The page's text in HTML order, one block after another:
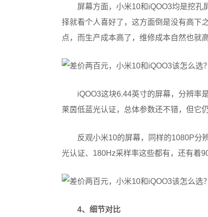
屏幕方面，小米10和iQOO3均是挖孔
择就看个人喜好了，这方面倒是没有高下
点，而生产成本高了，维修成本自然也就
iQOO3这块6.44英寸的屏幕，分辨率
莱茵低蓝光认证，总体参数还不错，但它
反观小米10的屏幕，同样的1080P分
光认证、180Hz采样率这些都有，还有着
4、细节对比